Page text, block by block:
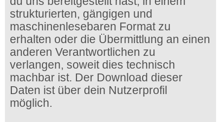
strukturierten, gängigen und
maschinenlesebaren Format zu
erhalten oder die Übermittlung an einen
anderen Verantwortlichen zu
verlangen, soweit dies technisch
machbar ist. Der Download dieser
Daten ist über dein Nutzerprofil
möglich.